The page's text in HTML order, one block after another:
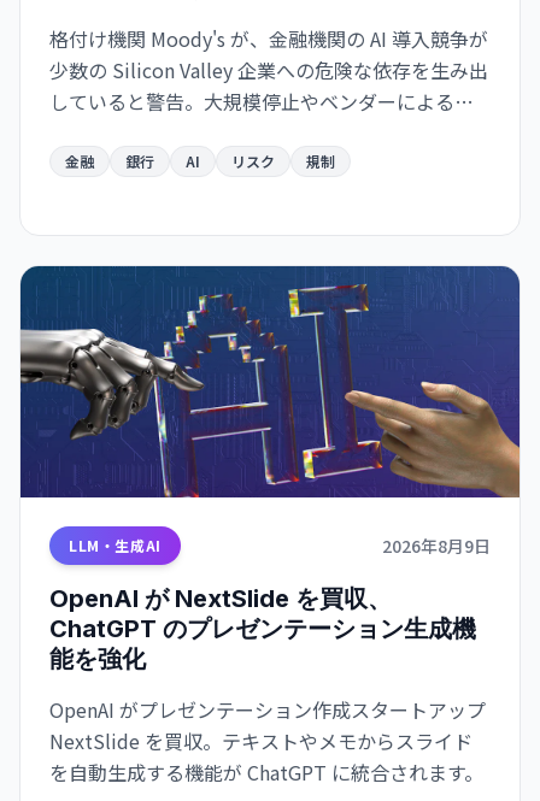
格付け機関 Moody's が、金融機関の AI 導入競争が
少数の Silicon Valley 企業への危険な依存を生み出
していると警告。大規模停止やベンダーによる価
金融システムのリスク要因になり得ると指摘し
金融 銀行 AI リスク 規制
LLM・生成AI 2026年8月9日
OpenAI が NextSlide を買収、
ChatGPT のプレゼンテーション生成機
能を強化
OpenAI がプレゼンテーション作成スタートアップ
NextSlide を買収。テキストやメモからスライド
を自動生成する機能が ChatGPT に統合されます。